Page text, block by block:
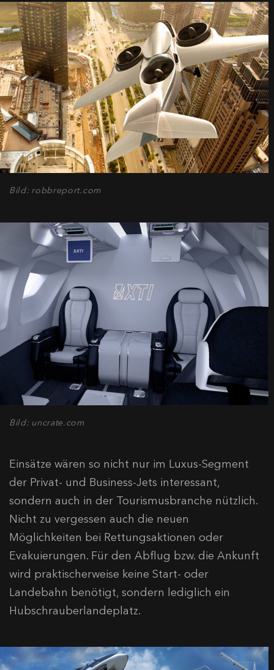
Bild: robbreport.com
Bild: uncrate.com
Einsätze wären so nicht nur im Luxus-Segment
der Privat- und Business-Jets interessant,
sondern auch in der Tourismusbranche nützlich.
Nicht zu vergessen auch die neuen
Möglichkeiten bei Rettungsaktionen oder
Evakuierungen. Für den Abflug bzw. die Ankunft
wird praktischerweise keine Start- oder
Landebahn benötigt, sondern lediglich ein
Hubschrauberlandeplatz.